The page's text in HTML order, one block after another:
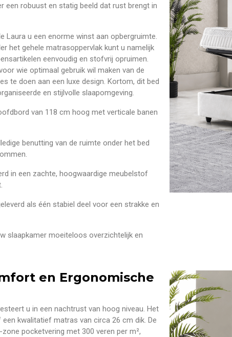
een robuust en statig beeld dat rust brengt in
Laura u een enorme winst aan opbergruimte.
het gehele matrasoppervlak kunt u namelijk
eenvoudig en stofvrij opruimen.
wie optimaal gebruik wil maken van de
te doen aan een luxe design. Kortom, dit bed
en stijlvolle slaapomgeving.
van 118 cm hoog met verticale banen
benutting van de ruimte onder het bed
in een zachte, hoogwaardige meubelstof
als één stabiel deel voor een strakke en
slaapkamer moeiteloos overzichtelijk en
en Ergonomische
u in een nachtrust van hoog niveau. Het
kwalitatief matras van circa 26 cm dik. De
pocketvering met 300 veren per m²,